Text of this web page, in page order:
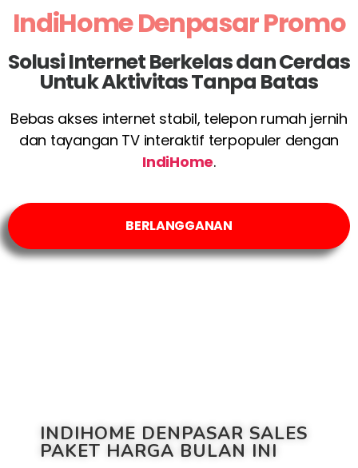
IndiHome Denpasar Promo
Solusi Internet Berkelas dan Cerdas
Untuk Aktivitas Tanpa Batas
Bebas akses internet stabil, telepon rumah jernih
dan tayangan TV interaktif terpopuler dengan
IndiHome.
BERLANGGANAN
INDIHOME DENPASAR SALES
PAKET HARGA BULAN INI